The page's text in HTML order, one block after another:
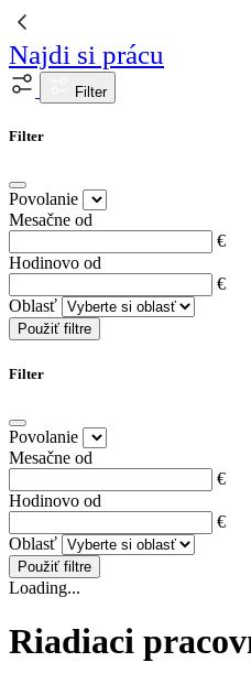
Najdi si prácu
Filter
Filter
Povolanie
Mesačne od
€
Hodinovo od
€
Oblasť
Použiť filtre
Filter
Povolanie
Mesačne od
€
Hodinovo od
€
Oblasť
Použiť filtre
Loading...
Riadiaci